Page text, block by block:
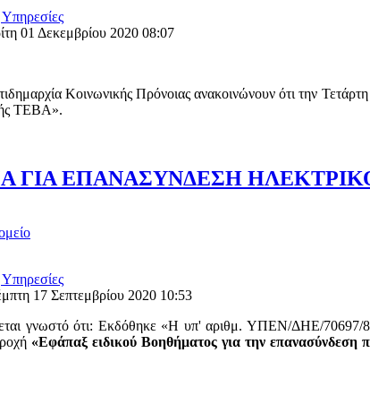
01 Δεκεμβρίου 2020 08:07
Κοινωνικής Πρόνοιας ανακοινώνουν ότι την
ΤΕΒΑ».
ΓΙΑ ΕΠΑΝΑΣΥΝΔΕΣΗ
17 Σεπτεμβρίου 2020 10:53
γνωστό ότι: Εκδόθηκε «Η υπ' αριθμ. ΥΠΕΝ/ΔΗΕ/70697/
«Εφάπαξ ειδικού Βοηθήματος για την επανασύνδεση